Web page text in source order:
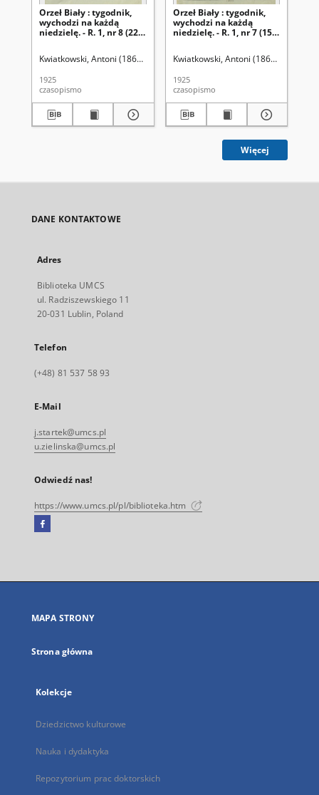
Orzeł Biały : tygodnik,
wychodzi na każdą
niedzielę. - R. 1, nr 8 (22
Kwiatkowski, Antoni (1861-1926). Red.
1925
czasopismo
Orzeł Biały : tygodnik,
wychodzi na każdą
niedzielę. - R. 1, nr 7 (15
Kwiatkowski, Antoni (1861-1926).
1925
czasopismo
Więcej
DANE KONTAKTOWE
Adres
Biblioteka UMCS
ul. Radziszewskiego 11
20-031 Lublin, Poland
Telefon
(+48) 81 537 58 93
E-Mail
j.startek@umcs.pl
u.zielinska@umcs.pl
Odwiedź nas!
https://www.umcs.pl/pl/biblioteka.htm
Facebook
się
karcie
MAPA STRONY
Strona główna
Kolekcje
Dziedzictwo kulturowe
Nauka i dydaktyka
Repozytorium prac doktorskich